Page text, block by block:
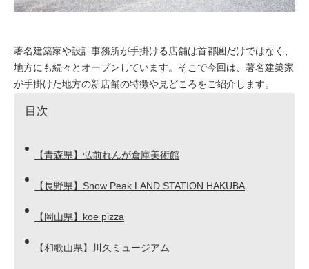
著名建築家や設計事務所が手掛ける店舗は首都圏だけではなく、
地方にも続々とオープンしています。そこで今回は、著名建築家
が手掛けた地方の新店舗の特徴や見どころをご紹介します。
目次
【青森県】弘前れんが倉庫美術館
【長野県】Snow Peak LAND STATION HAKUBA
【岡山県】koe pizza
【和歌山県】川久ミュージアム